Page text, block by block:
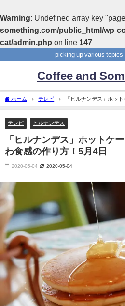
Warning: Undefined array key
something.com/public_html/wp-
cat/admin.php on line 147
picking up various topics
Coffee and
ホーム テレビ
「ヒルナンデス」ホッ
り方！5月4日
テレビ ヒルナンデス
「ヒルナンデス」ホットケ
わ食感の作り方！5月4日
2020-05-04 2020-05-04